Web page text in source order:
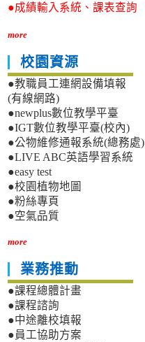
●成績輸入系統、課表查詢
more
校園資源
●教職員工連網設備填報
(有線網路)
●newplus數位教學平臺
●IGT數位教學平臺(校內)
●公物維修通報系統(總務處)
●LIVE ABC英語學習系統
●easy test
●校園植物地圖
●粉絲專頁
●空氣品質
more
業務推動
●課程總體計畫
●課程諮詢
●中途離校填報
●員工協助方案